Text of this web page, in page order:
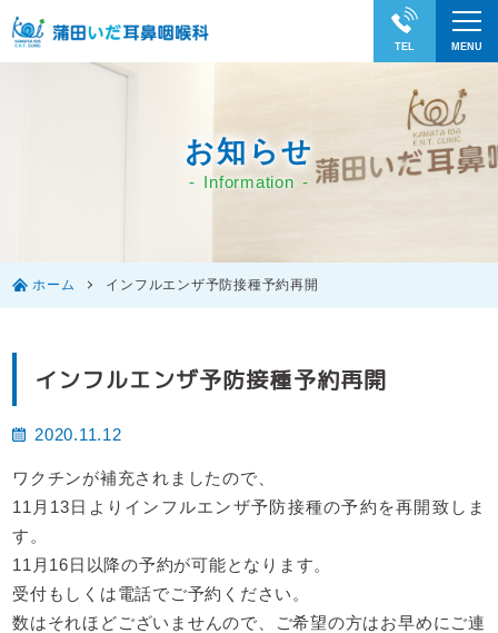
お知らせ
Information
ホーム インフルエンザ予防接種予約再開
インフルエンザ予防接種予約再開
2020.11.12
ワクチンが補充されましたので、
11月13日よりインフルエンザ予防接種の予約を再開致しま
す。
11月16日以降の予約が可能となります。
受付もしくは電話でご予約ください。
数はそれほどございませんので、ご希望の方はお早めにご連